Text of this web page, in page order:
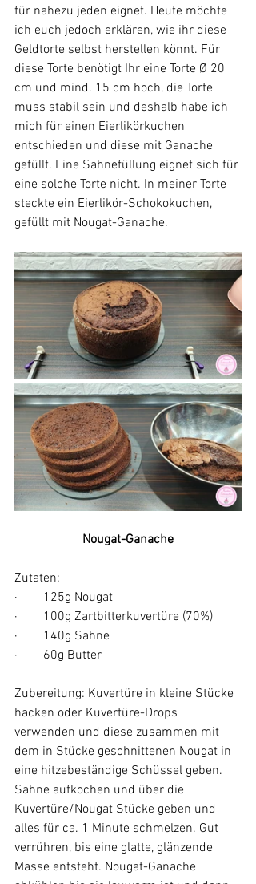
für nahezu jeden eignet. Heute möchte
ich euch jedoch erklären, wie ihr diese
Geldtorte selbst herstellen könnt. Für
diese Torte benötigt Ihr eine Torte Ø 20
cm und mind. 15 cm hoch, die Torte
muss stabil sein und deshalb habe ich
mich für einen Eierlikörkuchen
entschieden und diese mit Ganache
gefüllt. Eine Sahnefüllung eignet sich für
eine solche Torte nicht. In meiner Torte
steckte ein Eierlikör-Schokokuchen,
gefüllt mit Nougat-Ganache.
Nougat-Ganache
Zutaten:
·        125g Nougat
·        100g Zartbitterkuvertüre (70%)
·        140g Sahne
·        60g Butter
Zubereitung: Kuvertüre in kleine Stücke
hacken oder Kuvertüre-Drops
verwenden und diese zusammen mit
dem in Stücke geschnittenen Nougat in
eine hitzebeständige Schüssel geben.
Sahne aufkochen und über die
Kuvertüre/Nougat Stücke geben und
alles für ca. 1 Minute schmelzen. Gut
verrühren, bis eine glatte, glänzende
Masse entsteht. Nougat-Ganache